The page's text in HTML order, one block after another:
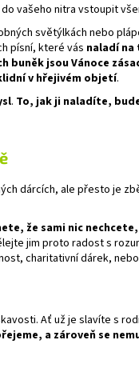
vašeho nitra vstoupit
světýlkách nebo
písní, které vás naladí
buněk jsou Vánoce
v hřejivém objetí.
. To, jak ji naladíte,
dárcích, ale přesto je
že sami nic
jim proto radost s
charitativní dárek,
Ať už je slavíte s
a zároveň se